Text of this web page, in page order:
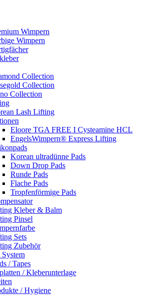
Wimpern
Wimpern
Collection
Collection
Collection
Lash Lifting
Eloore TGA FREE I Cysteamine HCL
EngelsWimpern® Express Lifting
Korean ultradünne Pads
Down Drop Pads
Runde Pads
Flache Pads
Tropfenförmige Pads
Kleber & Balm
Pinsel
Sets
Zubehör
/ Tapes
/ Kleberunterlage
/ Hygiene